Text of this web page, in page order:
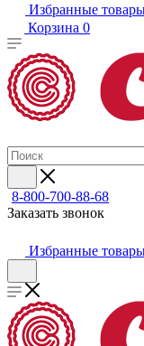
Избранные
Корзина 0
8-800-700-88-68
Заказать звонок
Избранные